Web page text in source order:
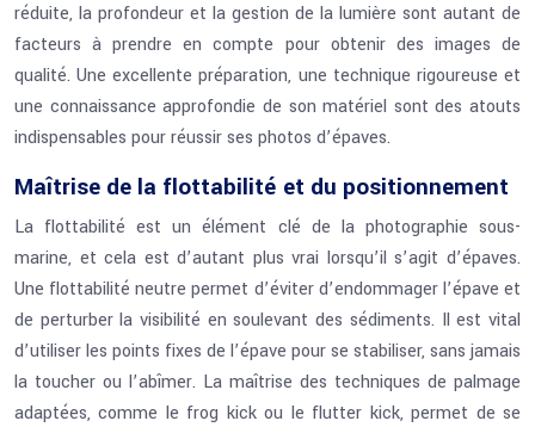
réduite, la profondeur et la gestion de la lumière sont autant de
facteurs à prendre en compte pour obtenir des images de
qualité. Une excellente préparation, une technique rigoureuse et
une connaissance approfondie de son matériel sont des atouts
indispensables pour réussir ses photos d’épaves.
Maîtrise de la flottabilité et du positionnement
La flottabilité est un élément clé de la photographie sous-
marine, et cela est d’autant plus vrai lorsqu’il s’agit d’épaves.
Une flottabilité neutre permet d’éviter d’endommager l’épave et
de perturber la visibilité en soulevant des sédiments. Il est vital
d’utiliser les points fixes de l’épave pour se stabiliser, sans jamais
la toucher ou l’abîmer. La maîtrise des techniques de palmage
adaptées, comme le frog kick ou le flutter kick, permet de se